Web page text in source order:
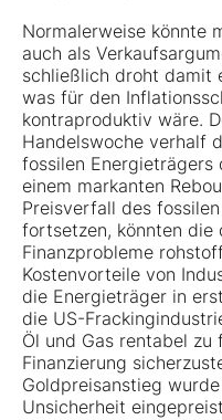
Normalerweise könnte
auch als
schließlich droht damit
was für den
kontraproduktiv wäre.
Handelswoche verhalf
fossilen Energieträgers
einem markanten
Preisverfall des
fortsetzen, könnten die
Finanzprobleme
Kostenvorteile von
die Energieträger in
die US-
Öl und Gas rentabel
Finanzierung
Goldpreisanstieg
Unsicherheit